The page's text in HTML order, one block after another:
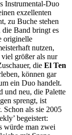
Instrumental-Duo
exzellenten
zu Buche stehen
Band bringt es
originelle
nutzen,
größer als nur
die El Ten
können gar
ein Duo handelt.
und neu, die Palette
sprengt, ist
Schon als sie 2005
begeistert:
würde man zwei